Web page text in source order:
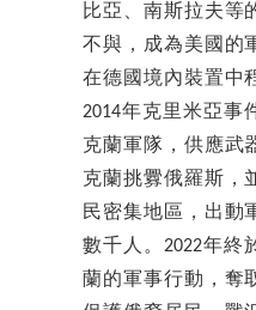
比亞、南斯拉夫等
不與，成為美國的
在德國境內裝置中
2014年克里米亞事
克蘭軍隊，供應武
克蘭挑釁俄羅斯，
民密集地區，出動
數千人。2022年終
蘭的軍事行動，奪